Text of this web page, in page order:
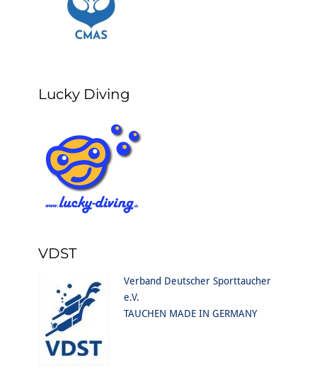
Lucky Diving
VDST
Verband Deutscher Sporttaucher
e.V.
TAUCHEN MADE IN GERMANY